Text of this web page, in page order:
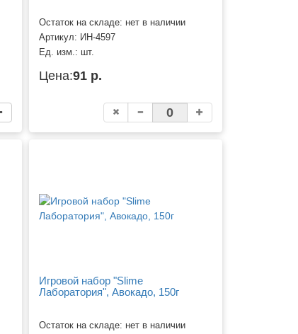
Остаток на складе: нет в наличии
Артикул: ИН-4597
Ед. изм.: шт.
Цена:91 р.
Игровой набор "Slime
Лаборатория", Авокадо, 150г
Остаток на складе: нет в наличии